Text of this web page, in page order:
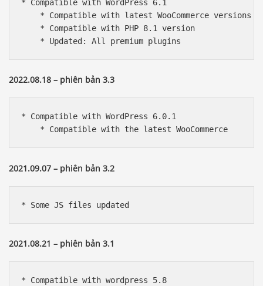
* Compatible with WordPress 6.1
    * Compatible with latest WooCommerce versions
    * Compatible with PHP 8.1 version
    * Updated: All premium plugins
2022.08.18 – phiên bản 3.3
* Compatible with WordPress 6.0.1
    * Compatible with the latest WooCommerce
2021.09.07 – phiên bản 3.2
* Some JS files updated
2021.08.21 – phiên bản 3.1
* Compatible with wordpress 5.8